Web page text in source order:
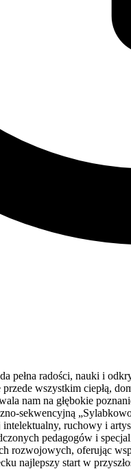
pełna radości, nauki i
wszystkim ciepłą,
nam na głębokie
sekwencyjną
ruchowy i
pedagogów i
oferując
najlepszy start w